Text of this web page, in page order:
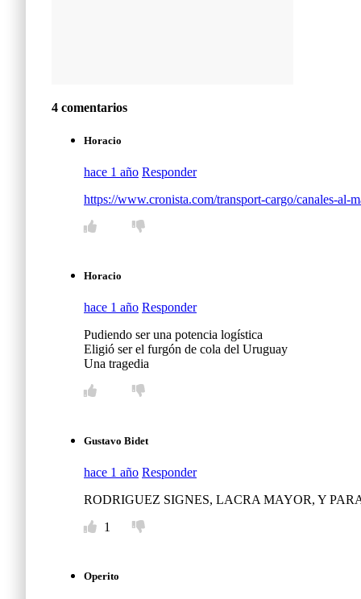
4 comentarios
Horacio
hace 1 año Responder
https://www.cronista.com/transport-cargo/canales-al-
Horacio
hace 1 año Responder
Pudiendo ser una potencia logística
Eligió ser el furgón de cola del Uruguay
Una tragedia
Gustavo Bidet
hace 1 año Responder
RODRIGUEZ SIGNES, LACRA MAYOR, Y
1
Operito